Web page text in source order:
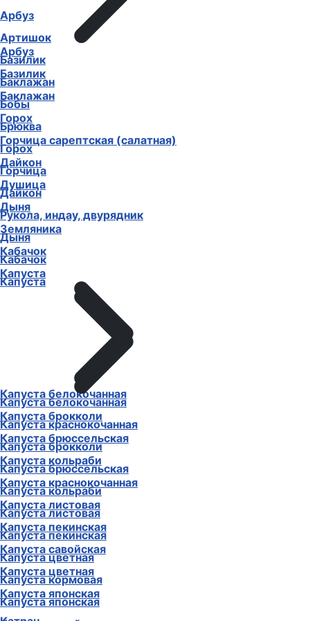
Арбуз
Базилик
Баклажан
Горох
Горчица сарептская (салатная)
Дайкон
Душица
Дыня
Земляника
Кабачок
Капуста
Капуста белокочанная
Капуста брокколи
Капуста брюссельская
Капуста кольраби
Капуста краснокочанная
Капуста листовая
Капуста пекинская
Капуста савойская
Капуста цветная
Капуста японская
Арбуз
Артишок
Базилик
Баклажан
Бобы
Брюква
Горох
Горчица
Дайкон
Рукола, индау, двурядник
Дыня
Кабачок
Капуста
Капуста белокочанная
Капуста краснокочанная
Капуста брокколи
Капуста брюссельская
Капуста кольраби
Капуста листовая
Капуста пекинская
Капуста цветная
Капуста кормовая
Капуста японская